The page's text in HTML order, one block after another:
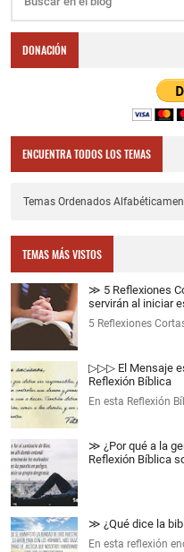
DONACIÓN
ENCUENTRA TODOS LOS TEMAS
Temas Ordenados
TEMAS MÁS VISTOS
≫ 5 Reflexiones
servirán al iniciar
5 Reflexiones
▷▷▷ El Mensaje
Reflexión Bíblica
En esta Reflexión
≫ ¿Por qué a la
Reflexión Bíblica
≫ ¿Qué dice la
En esta